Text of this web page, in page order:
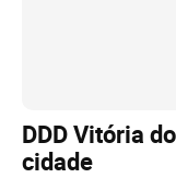
DDD Vitória
cidade